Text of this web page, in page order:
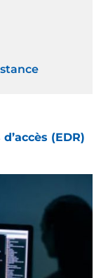
(EDR)